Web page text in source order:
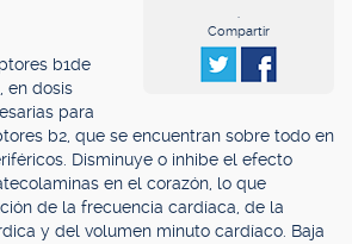
.
Compartir
b1de
en dosis
para
b2, que se encuentran sobre todo en
Disminuye o inhibe el efecto
en el corazón, lo que
de la frecuencia cardíaca, de la
y del volumen minuto cardíaco. Baja